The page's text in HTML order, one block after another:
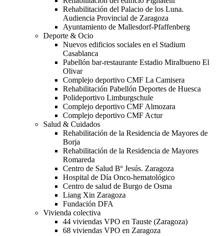
Rehabilitación del Palacio de los Luna.
Audiencia Provincial de Zaragoza
Ayuntamiento de Mallesdorf-Pfaffenberg
Deporte & Ocio
Nuevos edificios sociales en el Stadium
Casablanca
Pabellón bar-restaurante Estadio Miralbueno El
Olivar
Complejo deportivo CMF La Camisera
Rehabilitación Pabellón Deportes de Huesca
Polideportivo Limburgschule
Complejo deportivo CMF Almozara
Complejo deportivo CMF Actur
Salud & Cuidados
Rehabilitación de la Residencia de Mayores de
Borja
Rehabilitación de la Residencia de Mayores
Romareda
Centro de Salud Bº Jesús. Zaragoza
Hospital de Día Onco-hematológico
Centro de salud de Burgo de Osma
Liang Xin Zaragoza
Fundación DFA
Vivienda colectiva
44 viviendas VPO en Tauste (Zaragoza)
68 viviendas VPO en Zaragoza